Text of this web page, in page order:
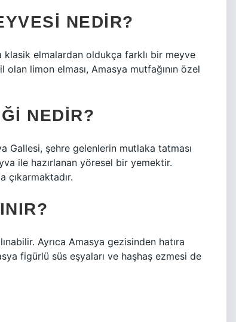
NEDIR?
klasik elmalardan oldukça farklı bir meyve
olan limon elması, Amasya mutfağının özel
NEDIR?
Gallesi, şehre gelenlerin mutlaka tatması
ile hazırlanan yöresel bir yemektir.
Ayrıca Amasya gezisinden hatıra
figürlü süs eşyaları ve haşhaş ezmesi de